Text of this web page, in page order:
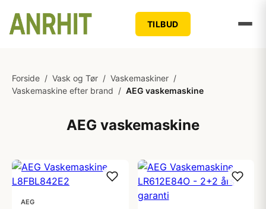
TILBUD
Forside / Vask og Tør / Vaskemaskiner /
Vaskemaskine efter brand / AEG vaskemaskine
AEG vaskemaskine
AEG